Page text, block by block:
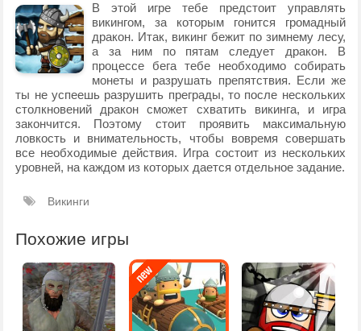
В этой игре тебе предстоит управлять
викингом, за которым гонится громадный
дракон. Итак, викинг бежит по зимнему лесу,
а за ним по пятам следует дракон. В
процессе бега тебе необходимо собирать
монеты и разрушать препятствия. Если же
ты не успеешь разрушить преграды, то после нескольких
столкновений дракон сможет схватить викинга, и игра
закончится. Поэтому стоит проявить максимальную
ловкость и внимательность, чтобы вовремя совершать
все необходимые действия. Игра состоит из нескольких
уровней, на каждом из которых дается отдельное задание.
Викинги
Похожие игры